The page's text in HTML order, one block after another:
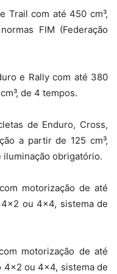
Trail com até 450 cm³,
FIM (Federação
e Rally com até 380
de 4 tempos.
de Enduro, Cross,
a partir de 125 cm³,
iluminação obrigatório.
motorização de até
ou 4×4, sistema de
motorização de até
4×2 ou 4×4, sistema de